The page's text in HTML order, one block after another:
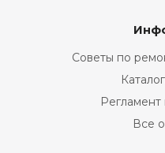
Советы по
Все